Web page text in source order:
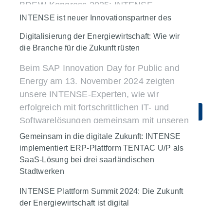
Unternehmen IT-Strategie
Plattformen & Integration SAP for Utilities
BDEW-Kongress 2025: INTENSE
präsentiert spannende Fokusthemen für
die aktuellen Herausforderungen der
Energiewirtschaft
Mehr erfahren
Events Unternehmen Energiehandel
Energiewende Plattformen & Integration
Transformation & Migration
INTENSE ist neuer Innovationspartner des
INTENSE verstärkt ab sofort als
Innovationspartner das Netzwerk des
Energiemarktdienstleister (BEMD) e.V.
Mehr erfahren Unternehmen
Digitalisierung der Energiewirtschaft: Wie wir
die Branche für die Zukunft rüsten
Beim SAP Innovation Day for Public and
Energy am 13. November 2024 zeigten
unsere INTENSE-Experten, wie wir
erfolgreich mit fortschrittlichen IT- und
Softwarelösungen gemeinsam mit unseren
Kunden die Herausforderungen der
Energiewende meistern und sie Schritt für
Schritt in die digitale Zukunft begleiten.
Unternehmen IT-Strategie
Plattformen & Integration
Gemeinsam in die digitale Zukunft: INTENSE
implementiert ERP-Plattform TENTAC U/P als
SaaS-Lösung bei drei saarländischen
Stadtwerken
INTENSE startet mit ERP-Plattform
„TENTAC U/P“ bei saarländischen
INTENSE Plattform Summit 2024: Die Zukunft
der Energiewirtschaft ist digital